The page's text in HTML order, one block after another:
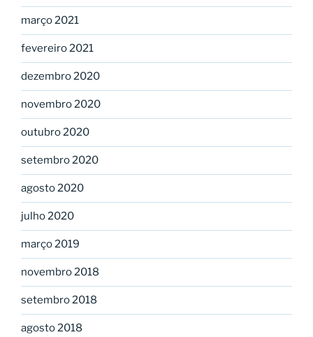
março 2021
fevereiro 2021
dezembro 2020
novembro 2020
outubro 2020
setembro 2020
agosto 2020
julho 2020
março 2019
novembro 2018
setembro 2018
agosto 2018